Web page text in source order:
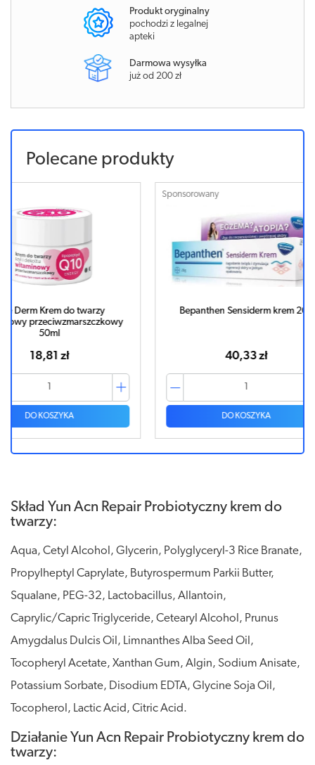
Produkt oryginalny
pochodzi z legalnej
apteki
Darmowa wysyłka
już od 200 zł
Polecane produkty
Bepanthen Sensiderm krem 20g
Skład Yun Acn Repair Probiotyczny krem do
twarzy:
Aqua, Cetyl Alcohol, Glycerin, Polyglyceryl-3 Rice Branate,
Propylheptyl Caprylate, Butyrospermum Parkii Butter,
Squalane, PEG-32, Lactobacillus, Allantoin,
Caprylic/Capric Triglyceride, Cetearyl Alcohol, Prunus
Amygdalus Dulcis Oil, Limnanthes Alba Seed Oil,
Tocopheryl Acetate, Xanthan Gum, Algin, Sodium Anisate,
Potassium Sorbate, Disodium EDTA, Glycine Soja Oil,
Tocopherol, Lactic Acid, Citric Acid.
Działanie Yun Acn Repair Probiotyczny krem do
twarzy: